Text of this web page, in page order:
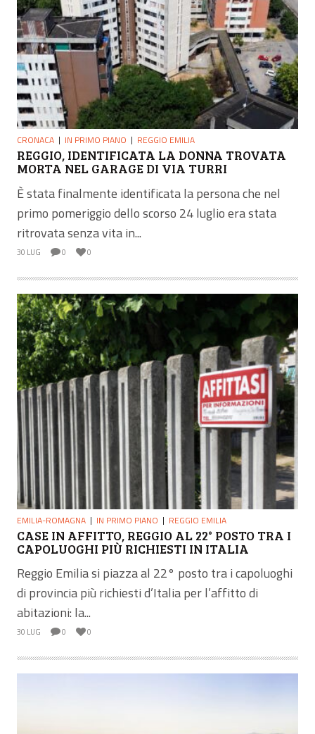
CRONACA IN PRIMO PIANO REGGIO EMILIA
REGGIO, IDENTIFICATA LA DONNA TROVATA
MORTA NEL GARAGE DI VIA TURRI
È stata finalmente identificata la persona che nel
primo pomeriggio dello scorso 24 luglio era stata
ritrovata senza vita in...
30 LUG 0 0
EMILIA-ROMAGNA IN PRIMO PIANO REGGIO EMILIA
CASE IN AFFITTO, REGGIO AL 22° POSTO TRA I
CAPOLUOGHI PIÙ RICHIESTI IN ITALIA
Reggio Emilia si piazza al 22° posto tra i capoluoghi
di provincia più richiesti d’Italia per l’affitto di
abitazioni: la...
30 LUG 0 0